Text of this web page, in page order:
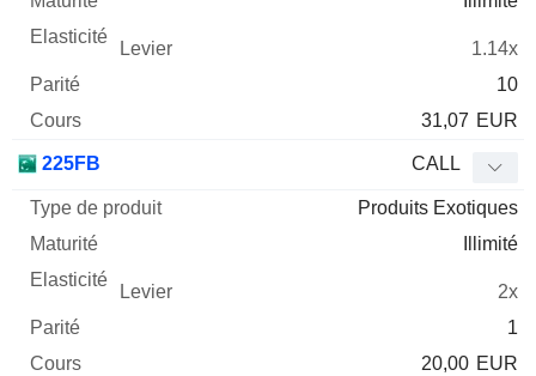
1.14x
10
31,07 EUR
225FB CALL
Produits Exotiques
Illimité
2x
1
20,00 EUR